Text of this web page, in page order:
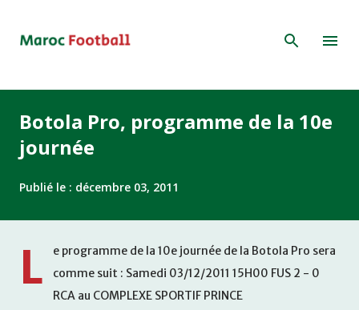
Botola Pro, programme de la 10e
journée
Publié le : décembre 03, 2011
L
e programme de la 10e journée de la Botola Pro sera
comme suit : Samedi 03/12/2011 15H00 FUS 2 - 0
RCA au COMPLEXE SPORTIF PRINCE